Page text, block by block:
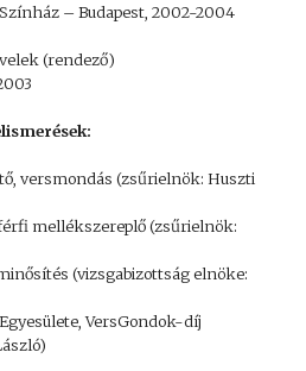
– Budapest, 2002-2004
(rendező)
versmondás (zsűrielnök: Huszti
mellékszereplő (zsűrielnök:
(vizsgabizottság elnöke:
VersGondok-díj